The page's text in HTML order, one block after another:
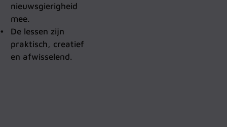
nieuwsgierigheid
mee.
De lessen zijn
praktisch, creatief
en afwisselend.